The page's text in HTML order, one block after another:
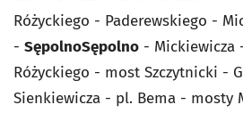
Różyckiego - Paderewskiego -
- SępolnoSępolno - Mickiewicza
Różyckiego - most Szczytnicki -
Sienkiewicza - pl. Bema - mosty